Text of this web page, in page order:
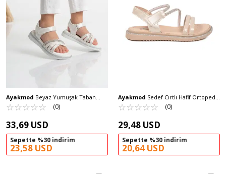
Ayakmod Beyaz Yumuşak Taban
Hafif Cırtlı Kız Çocuk Sandalet Cool
Maya F
☆☆☆☆☆
★★★★★ (0)
33,69 USD
Sepette %30 indirim
23,58 USD
Ayakmod Sedef Cırtlı Hafif Ortopedik
Kız Çocuk Sandalet 26A94 F
☆☆☆☆☆
★★★★★ (0)
29,48 USD
Sepette %30 indirim
20,64 USD